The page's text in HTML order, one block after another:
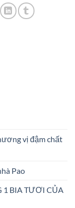
vị đậm chất
Pao
1 BIA TƯƠI CỦA